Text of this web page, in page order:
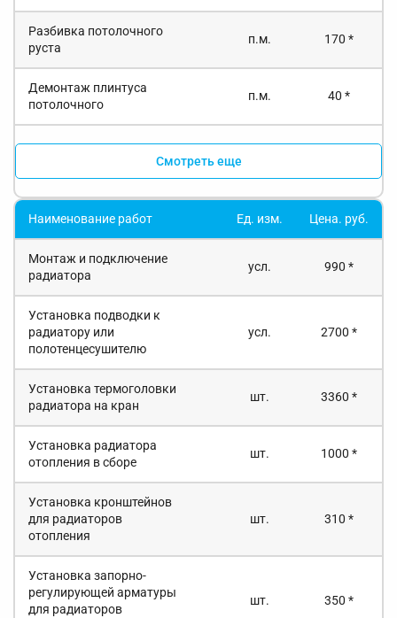
Разбивка потолочного
руста
п.м. 170 *
Демонтаж плинтуса
потолочного
п.м. 40 *
Смотреть еще
Наименование работ Ед. изм. Цена. руб.
Монтаж и подключение
радиатора
усл. 990 *
Установка подводки к
радиатору или
полотенцесушителю
усл. 2700 *
Установка термоголовки
радиатора на кран
шт. 3360 *
Установка радиатора
отопления в сборе
шт. 1000 *
Установка кронштейнов
для радиаторов
отопления
шт. 310 *
Установка запорно-
регулирующей арматуры
для радиаторов
шт. 350 *